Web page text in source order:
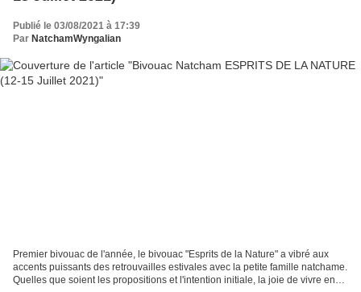
Publié le 03/08/2021 à 17:39
Par NatchamWyngalian
Premier bivouac de l'année, le bivouac "Esprits de la Nature" a vibré aux
accents puissants des retrouvailles estivales avec la petite famille natchame.
Quelles que soient les propositions et l'intention initiale, la joie de vivre en